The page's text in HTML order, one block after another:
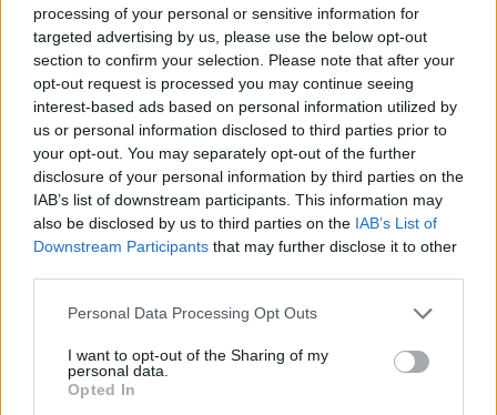
processing of your personal or sensitive information for
targeted advertising by us, please use the below opt-out
section to confirm your selection. Please note that after your
opt-out request is processed you may continue seeing
interest-based ads based on personal information utilized by
us or personal information disclosed to third parties prior to
your opt-out. You may separately opt-out of the further
disclosure of your personal information by third parties on the
IAB’s list of downstream participants. This information may
also be disclosed by us to third parties on the IAB’s List of
Downstream Participants that may further disclose it to other
Personal Data Processing Opt Outs
I want to opt-out of the Sharing of my
personal data.
Opted In
Viohalco: Αυξημένος κατά 14%
ο τζίρος στο α' εξάμηνο, στα 4,3
δισ. ευρώ – Στα 446 εκατ. ευρώ
τα EBITDA
ΥΠΕΘΟΟ: Νέες επενδύσεις 1
δισ. ευρώ ως το 2028 για την
Ενέργεια
Η συμφωνία Arval-Athlon αναδιαμορφώνει την αγορά leasing
VW: Η δύσκολη εξίσωση της
Alpha Bank: Για πρώτη φορά το
άνοιξε τις πύλες του σε όλους